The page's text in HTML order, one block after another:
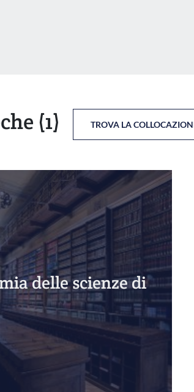
(1) TROVA LA
delle scienze di